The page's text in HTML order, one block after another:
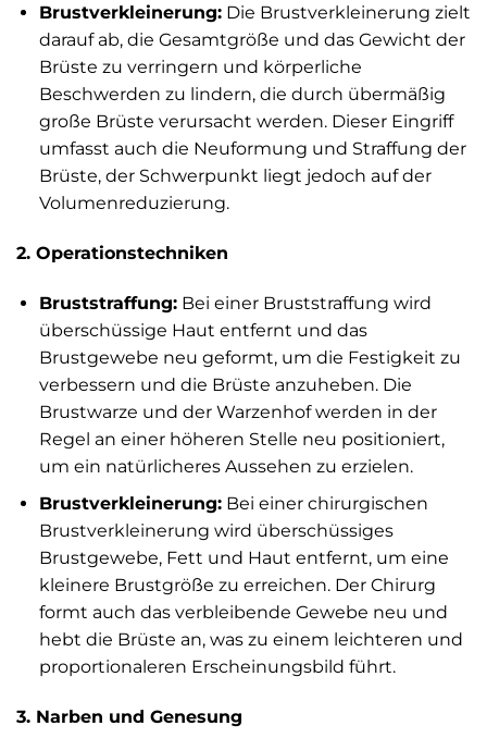
Brustverkleinerung:Die Brustverkleinerung zielt
darauf ab, die Gesamtgröße und das Gewicht der
Brüste zu verringern und körperliche
Beschwerden zu lindern, die durch übermäßig
große Brüste verursacht werden. Dieser Eingriff
umfasst auch die Neuformung und Straffung der
Brüste, der Schwerpunkt liegt jedoch auf der
Volumenreduzierung.
2. Operationstechniken
Bruststraffung:Bei einer Bruststraffung wird
überschüssige Haut entfernt und das
Brustgewebe neu geformt, um die Festigkeit zu
verbessern und die Brüste anzuheben. Die
Brustwarze und der Warzenhof werden in der
Regel an einer höheren Stelle neu positioniert,
um ein natürlicheres Aussehen zu erzielen.
Brustverkleinerung:Bei einer chirurgischen
Brustverkleinerung wird überschüssiges
Brustgewebe, Fett und Haut entfernt, um eine
kleinere Brustgröße zu erreichen. Der Chirurg
formt auch das verbleibende Gewebe neu und
hebt die Brüste an, was zu einem leichteren und
proportionaleren Erscheinungsbild führt.
3. Narben und Genesung